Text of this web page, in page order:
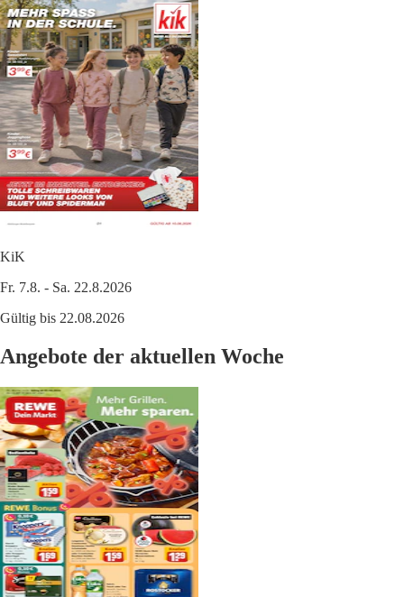
KiK
Fr. 7.8. - Sa. 22.8.2026
Gültig bis 22.08.2026
Angebote der aktuellen Woche